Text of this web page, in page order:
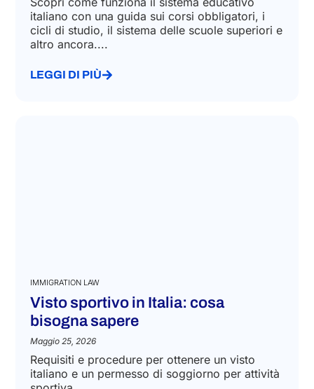
italiano con una guida sui corsi obbligatori, i
cicli di studio, il sistema delle scuole superiori e
altro ancora....
LEGGI DI PIÙ
IMMIGRATION LAW
Visto sportivo in Italia: cosa
bisogna sapere
Maggio 25, 2026
Requisiti e procedure per ottenere un visto
italiano e un permesso di soggiorno per attività